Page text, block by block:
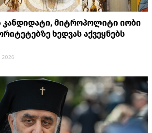
კანდიდატი, მიტროპოლიტი იობი
ხედვას აქვეყნებს
2026